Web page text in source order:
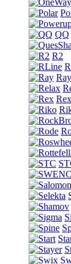
QQ
R2
Ray
Rex